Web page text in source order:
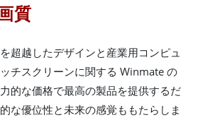
質
超越したデザインと産業用コンピュ
チスクリーンに関する Winmate の
的な価格で最高の製品を提供するだ
な優位性と未来の感覚ももたらしま